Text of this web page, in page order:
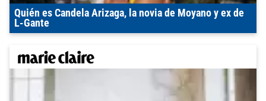
Quién es Candela Arizaga, la novia de Moyano y ex de
L-Gante